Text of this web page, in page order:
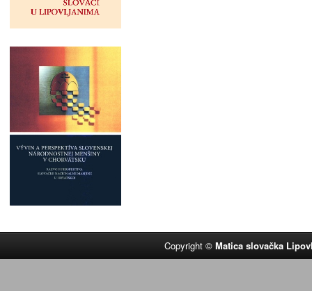
Copyright ©Matica slovačka